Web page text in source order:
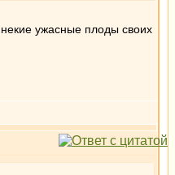
ужасные плоды своих